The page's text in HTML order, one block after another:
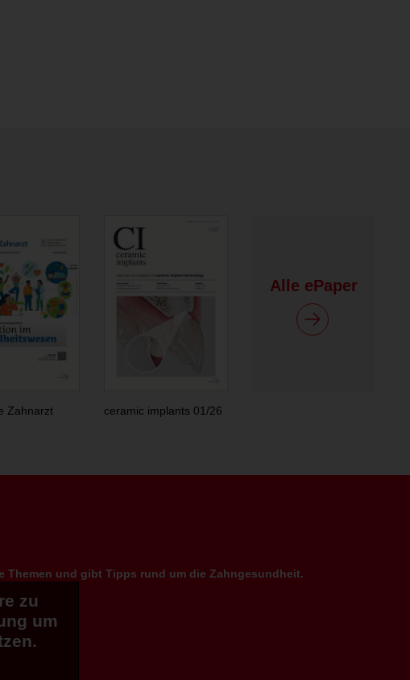
Zahnarzt
ceramic implants 01/26
Alle ePaper
Themen und gibt Tipps rund um die Zahngesundheit.
zu
um